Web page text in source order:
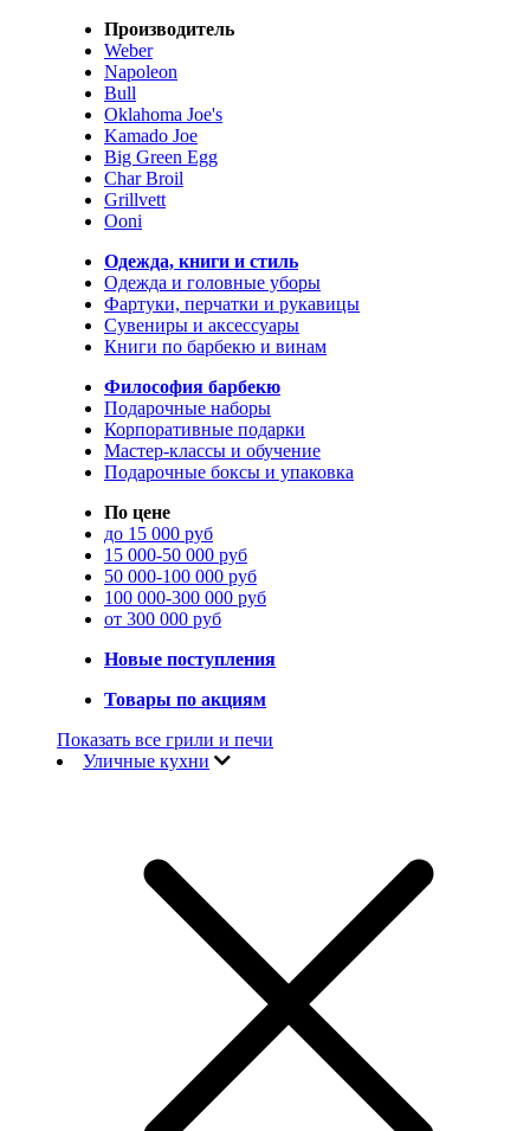
Производитель
Weber
Napoleon
Bull
Oklahoma Joe's
Kamado Joe
Big Green Egg
Char Broil
Grillvett
Ooni
Одежда, книги и стиль
Одежда и головные уборы
Фартуки, перчатки и рукавицы
Сувениры и аксессуары
Книги по барбекю и винам
Философия барбекю
Подарочные наборы
Корпоративные подарки
Мастер-классы и обучение
Подарочные боксы и упаковка
По цене
до 15 000 руб
15 000-50 000 руб
50 000-100 000 руб
100 000-300 000 руб
от 300 000 руб
Новые поступления
Товары по акциям
Показать все грили и печи
Уличные кухни